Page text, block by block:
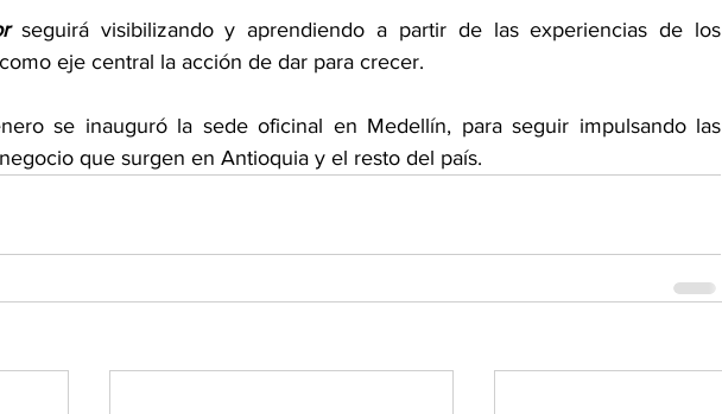
seguirá visibilizando y aprendiendo a partir de las experiencias de los
eje central la acción de dar para crecer.
se inauguró la sede oficinal en Medellín, para seguir impulsando las
que surgen en Antioquia y el resto del país.